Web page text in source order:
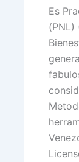
Es
(PNL)